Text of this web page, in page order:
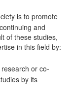
is to promote
and
of these studies,
in this field by:
or co-
by its